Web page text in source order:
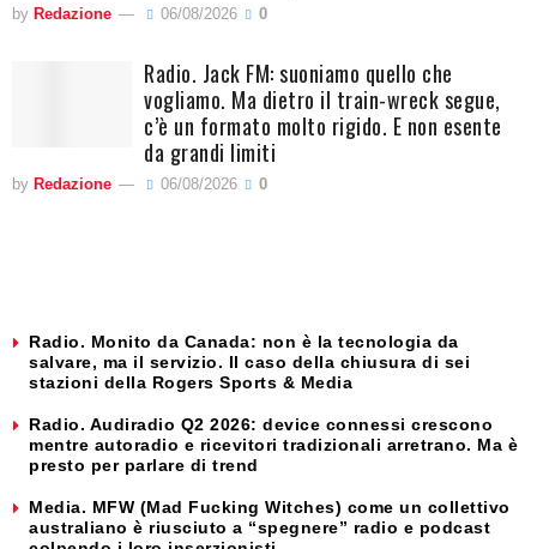
by Redazione 06/08/2026 0
Radio. Jack FM: suoniamo quello che
vogliamo. Ma dietro il train-wreck segue,
c’è un formato molto rigido. E non esente
da grandi limiti
by Redazione 06/08/2026 0
Radio. Monito da Canada: non è la tecnologia da
salvare, ma il servizio. Il caso della chiusura di sei
stazioni della Rogers Sports & Media
Radio. Audiradio Q2 2026: device connessi crescono
mentre autoradio e ricevitori tradizionali arretrano. Ma è
presto per parlare di trend
Media. MFW (Mad Fucking Witches) come un collettivo
australiano è riusciuto a “spegnere” radio e podcast